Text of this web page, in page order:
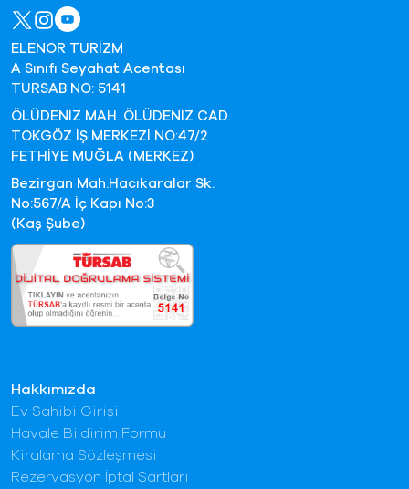
Hakkımızda
Ev Sahibi Girişi
Havale Bildirim Formu
Kiralama Sözleşmesi
Rezervasyon İptal Şartları
ELENOR TURİZM
A Sınıfı Seyahat Acentası
TURSAB NO: 5141
ÖLÜDENİZ MAH. ÖLÜDENİZ CAD.
TOKGÖZ İŞ MERKEZİ NO:47/2
FETHİYE MUĞLA (MERKEZ)
Bezirgan Mah.Hacıkaralar Sk.
No:567/A İç Kapı No:3
(Kaş Şube)